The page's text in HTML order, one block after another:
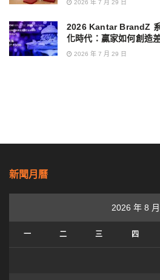
2026 年 7 月 29 日
2026 Kantar BrandZ
化時代：贏家如何創造
2026 年 7 月 29 日
新聞月曆
2026 年 8 月
一 二 三 四